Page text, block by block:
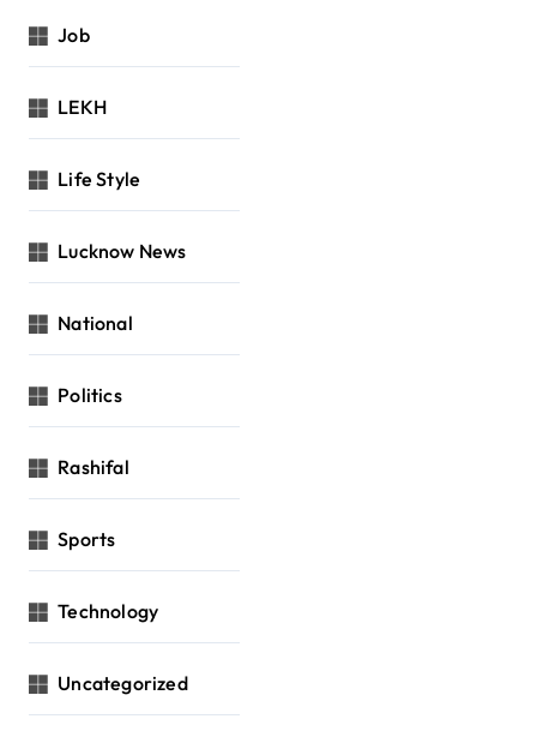
Job
LEKH
Life Style
Lucknow News
National
Politics
Rashifal
Sports
Technology
Uncategorized